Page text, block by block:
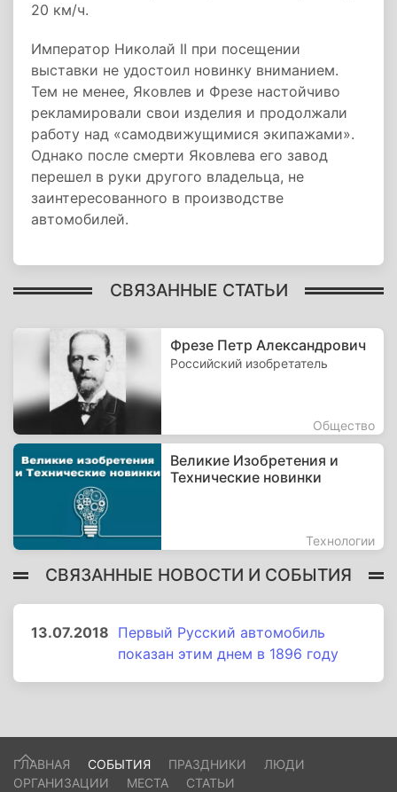
20 км/ч.
Император Николай II при посещении
выставки не удостоил новинку вниманием.
Тем не менее, Яковлев и Фрезе настойчиво
рекламировали свои изделия и продолжали
работу над «самодвижущимися экипажами».
Однако после смерти Яковлева его завод
перешел в руки другого владельца, не
заинтересованного в производстве
автомобилей.
СВЯЗАННЫЕ СТАТЬИ
Фрезе Петр Александрович
Российский изобретатель
Общество
Великие Изобретения и
Технические новинки
Технологии
СВЯЗАННЫЕ НОВОСТИ И СОБЫТИЯ
13.07.2018 Первый Русский автомобиль
показан этим днем в 1896 году
ГЛАВНАЯ СОБЫТИЯ ПРАЗДНИКИ
ЛЮДИ
ОРГАНИЗАЦИИ
МЕСТА СТАТЬИ